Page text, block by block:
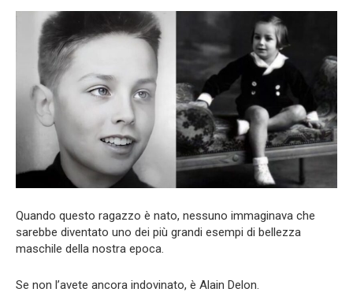
Quando questo ragazzo è nato, nessuno immaginava che
sarebbe diventato uno dei più grandi esempi di bellezza
maschile della nostra epoca.
Se non l’avete ancora indovinato, è Alain Delon.